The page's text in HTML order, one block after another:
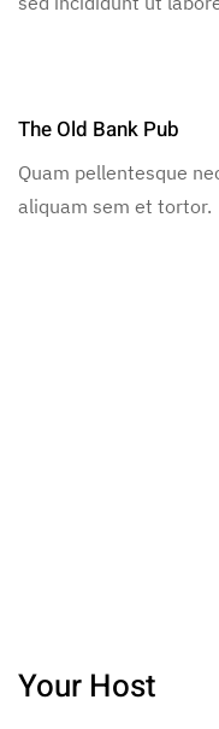
The Old Bank Pub
Quam pellentesque
aliquam sem et tortor.
Your Host